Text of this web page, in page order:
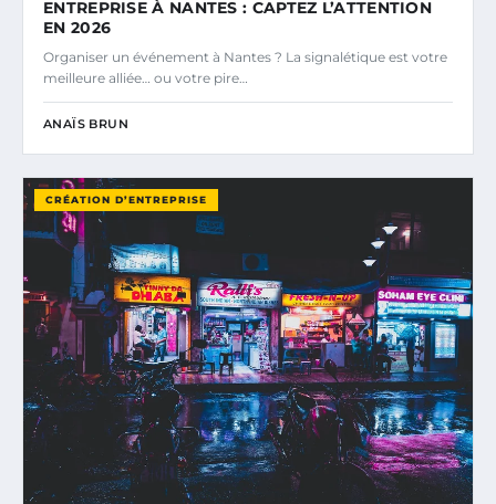
ENTREPRISE À NANTES : CAPTEZ L’ATTENTION
EN 2026
Organiser un événement à Nantes ? La signalétique est votre
meilleure alliée… ou votre pire…
ANAÏS BRUN
CRÉATION D’ENTREPRISE